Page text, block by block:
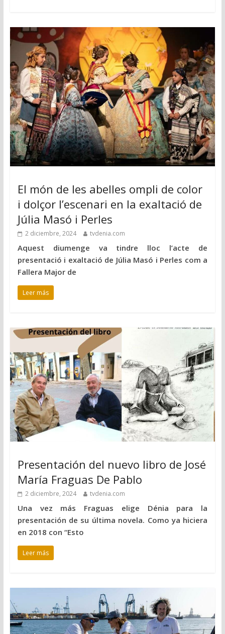
El món de les abelles ompli de color
i dolçor l’escenari en la exaltació de
Júlia Masó i Perles
2 diciembre, 2024 tvdenia.com
Aquest diumenge va tindre lloc l’acte de
presentació i exaltació de Júlia Masó i Perles com a
Fallera Major de
Leer más
Presentación del nuevo libro de José
María Fraguas De Pablo
2 diciembre, 2024 tvdenia.com
Una vez más Fraguas elige Dénia para la
presentación de su última novela. Como ya hiciera
en 2018 con “Esto
Leer más